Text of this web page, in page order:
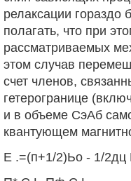
релаксации гораздо
полагать, что при
рассматриваемых
этом случав
счет членов,
гетерогранице
и в объеме СэАб
квантующем
Е .=(п+1/2)Ьо - 1/